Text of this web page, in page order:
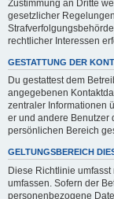
Zustimmung an Dritte
gesetzlicher
rechtlicher Interessen
GESTATTUNG DER
Du gestattest dem
angegebenen
zentraler Informationen
er und andere Benutzer
persönlichen Bereich
GELTUNGSBEREICH
Diese Richtlinie
umfassen. Sofern der
personenbezogene